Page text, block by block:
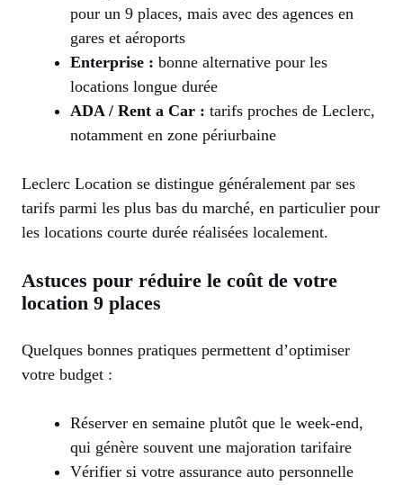
pour un 9 places, mais avec des agences en
gares et aéroports
Enterprise : bonne alternative pour les
locations longue durée
ADA / Rent a Car : tarifs proches de Leclerc,
notamment en zone périurbaine
Leclerc Location se distingue généralement par ses
tarifs parmi les plus bas du marché, en particulier pour
les locations courte durée réalisées localement.
Astuces pour réduire le coût de votre
location 9 places
Quelques bonnes pratiques permettent d’optimiser
votre budget :
Réserver en semaine plutôt que le week-end,
qui génère souvent une majoration tarifaire
Vérifier si votre assurance auto personnelle